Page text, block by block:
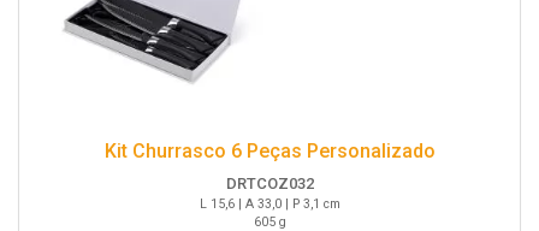
Kit Churrasco 6 Peças Personalizado
DRTCOZ032
L 15,6 | A 33,0 | P 3,1 cm
605 g